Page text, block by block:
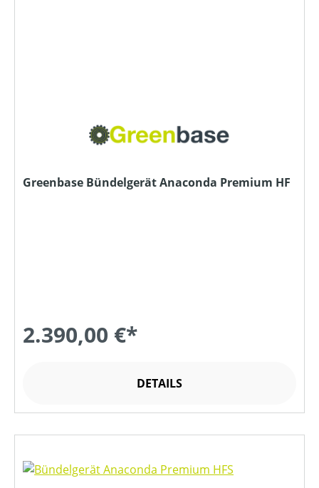
Greenbase Bündelgerät Anaconda Premium HF
2.390,00 €*
DETAILS